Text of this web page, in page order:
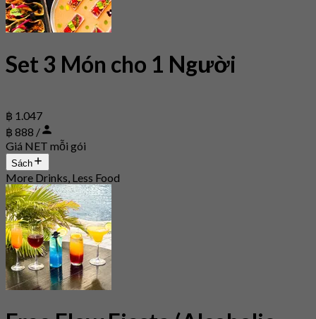
Set 3 Món cho 1 Người
฿ 1.047
฿ 888 /
Giá NET mỗi gói
Sách
More Drinks, Less Food